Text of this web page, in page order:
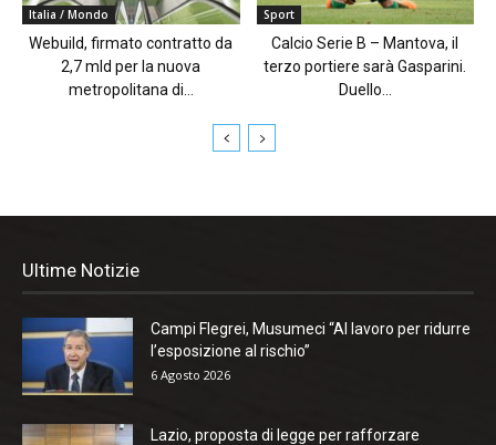
Italia / Mondo
Webuild, firmato contratto da
2,7 mld per la nuova
metropolitana di...
Sport
Calcio Serie B – Mantova, il
terzo portiere sarà Gasparini.
Duello...
Ultime Notizie
Campi Flegrei, Musumeci “Al lavoro per ridurre
l’esposizione al rischio”
6 Agosto 2026
Lazio, proposta di legge per rafforzare